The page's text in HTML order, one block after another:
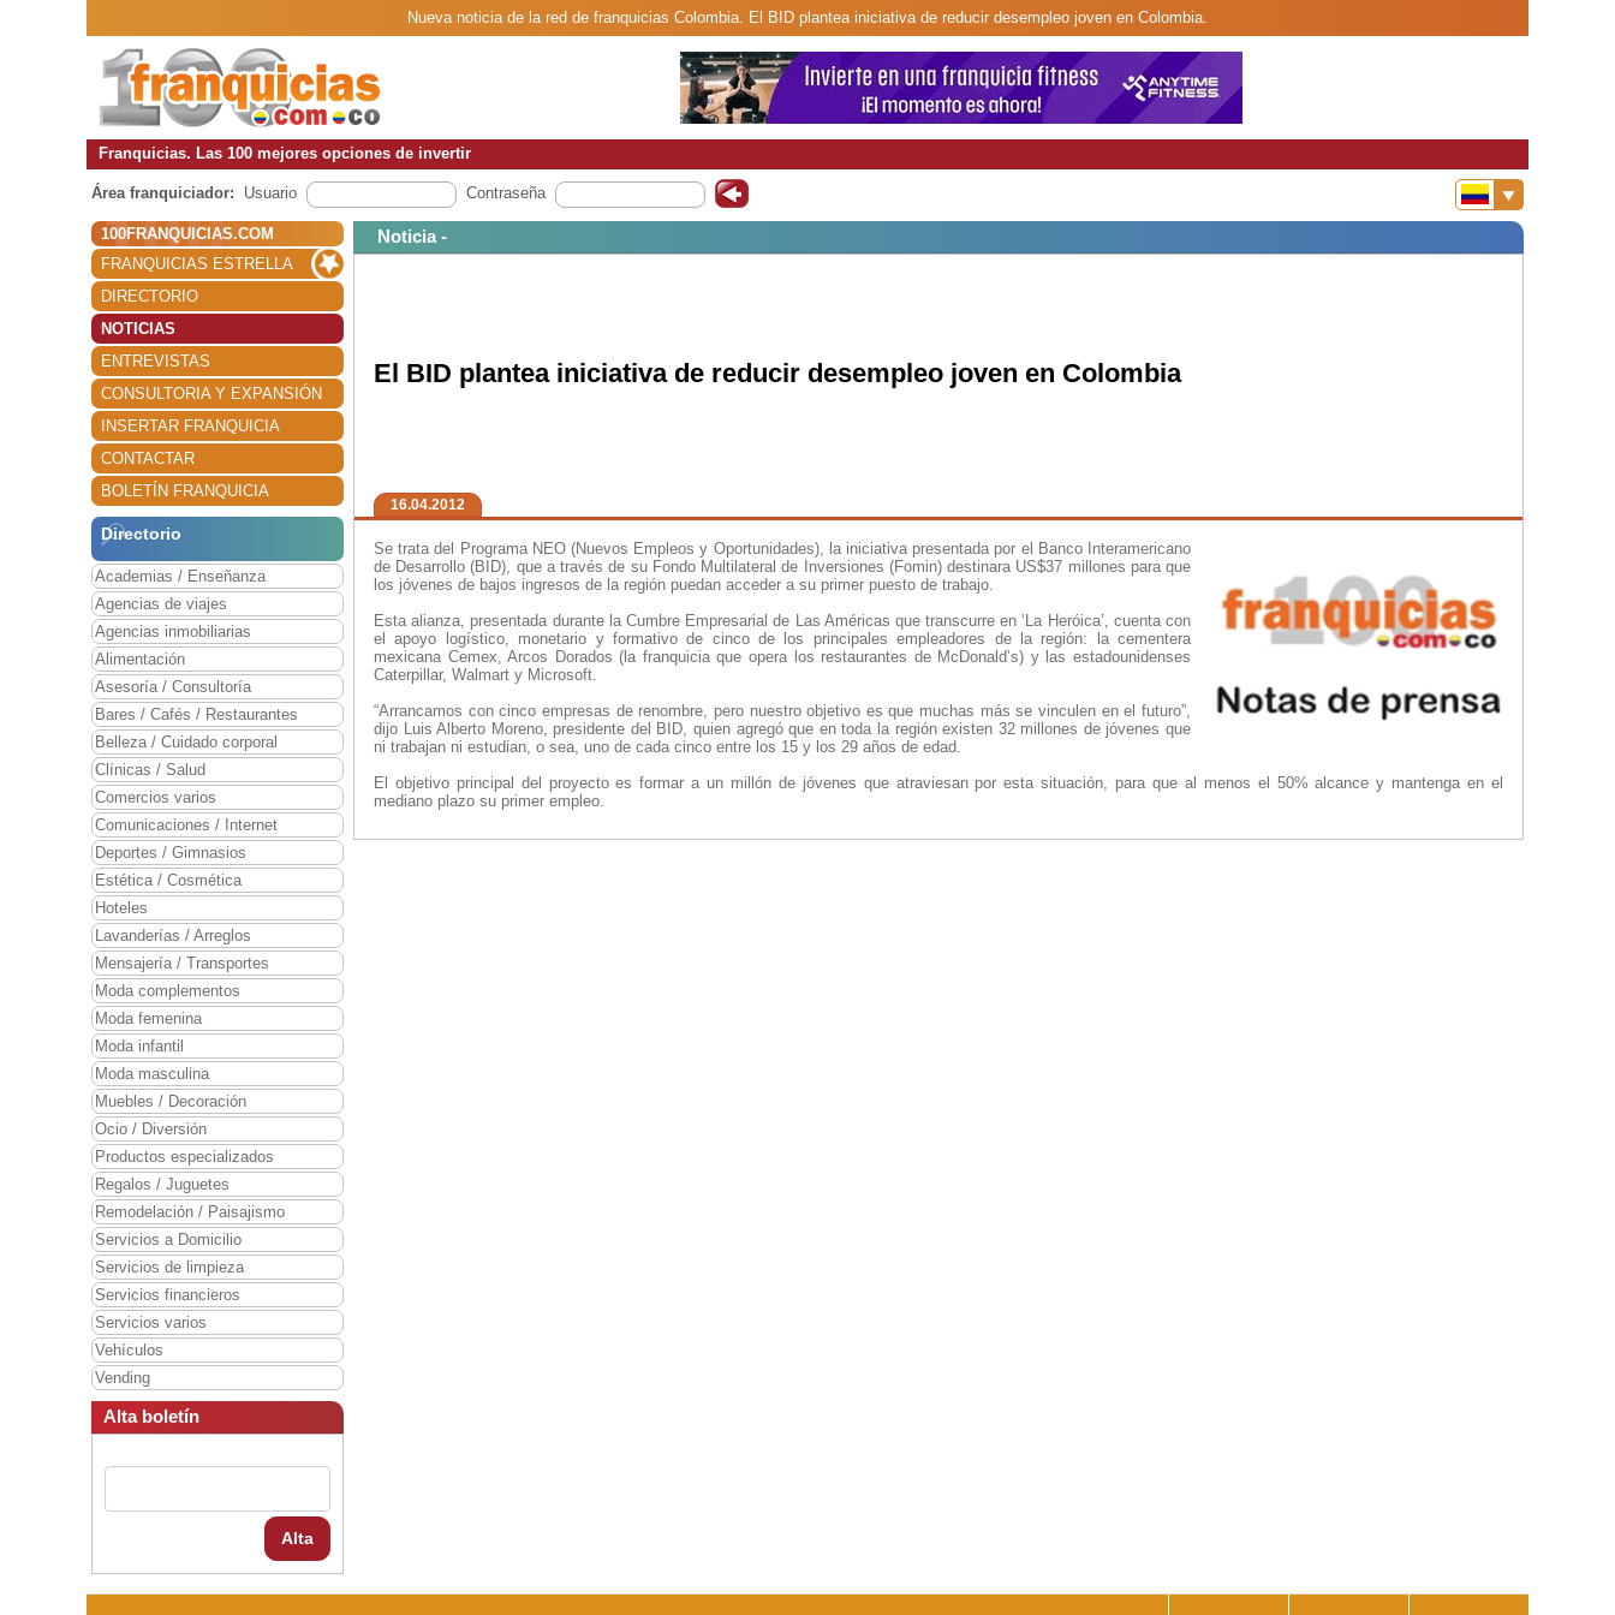
Nueva noticia de la red de franquicias Colombia. El BID plantea iniciativa de reducir desempleo joven en Colombia.
Franquicias. Las 100 mejores opciones de invertir
Área franquiciador: Usuario Contraseña
100FRANQUICIAS.COM
FRANQUICIAS ESTRELLA
DIRECTORIO
NOTICIAS
ENTREVISTAS
CONSULTORIA Y EXPANSIÓN
INSERTAR FRANQUICIA
CONTACTAR
BOLETÍN FRANQUICIA
Directorio
Academias / Enseñanza
Agencias de viajes
Agencias inmobiliarias
Alimentación
Asesoría / Consultoría
Bares / Cafés / Restaurantes
Belleza / Cuidado corporal
Clínicas / Salud
Comercios varios
Comunicaciones / Internet
Deportes / Gimnasios
Estética / Cosmética
Hoteles
Lavanderías / Arreglos
Mensajería / Transportes
Moda complementos
Moda femenina
Moda infantil
Moda masculina
Muebles / Decoración
Ocio / Diversión
Productos especializados
Regalos / Juguetes
Remodelación / Paisajismo
Servicios a Domicilio
Servicios de limpieza
Servicios financieros
Servicios varios
Vehículos
Vending
Alta boletín
Alta
Noticia -
El BID plantea iniciativa de reducir desempleo joven en Colombia
16.04.2012
Se trata del Programa NEO (Nuevos Empleos y Oportunidades), la iniciativa presentada por el Banco Interamericano
de Desarrollo (BID), que a través de su Fondo Multilateral de Inversiones (Fomin) destinara US$37 millones para que
los jóvenes de bajos ingresos de la región puedan acceder a su primer puesto de trabajo.
Esta alianza, presentada durante la Cumbre Empresarial de Las Américas que transcurre en ‘La Heróica’, cuenta con
el apoyo logístico, monetario y formativo de cinco de los principales empleadores de la región: la cementera
mexicana Cemex, Arcos Dorados (la franquicia que opera los restaurantes de McDonald’s) y las estadounidenses
Caterpillar, Walmart y Microsoft.
“Arrancamos con cinco empresas de renombre, pero nuestro objetivo es que muchas más se vinculen en el futuro”,
dijo Luis Alberto Moreno, presidente del BID, quien agregó que en toda la región existen 32 millones de jóvenes que
ni trabajan ni estudian, o sea, uno de cada cinco entre los 15 y los 29 años de edad.
El objetivo principal del proyecto es formar a un millón de jóvenes que atraviesan por esta situación, para que al menos el 50% alcance y mantenga en el
mediano plazo su primer empleo.